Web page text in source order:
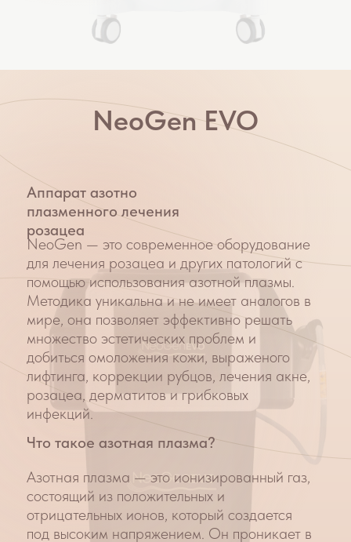
воздействию плазмы монооксида азота
на кожу, что подавляет активное
Азотно плазменное лечение розацеа
NeoGenв Клинике Красоты:
Длительность выполнения:
от 20 до 40